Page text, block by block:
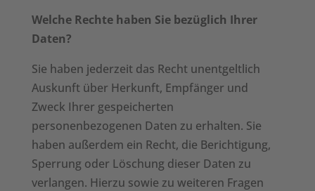
Welche Rechte haben Sie bezüglich Ihrer
Daten?
Sie haben jederzeit das Recht unentgeltlich
Auskunft über Herkunft, Empfänger und
Zweck Ihrer gespeicherten
personenbezogenen Daten zu erhalten. Sie
haben außerdem ein Recht, die Berichtigung,
Sperrung oder Löschung dieser Daten zu
verlangen. Hierzu sowie zu weiteren Fragen